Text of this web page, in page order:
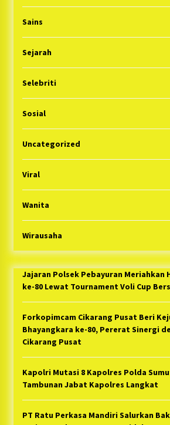
Sains
Sejarah
Selebriti
Sosial
Uncategorized
Viral
Wanita
Wirausaha
Jajaran Polsek Pebayuran Meriahkan
ke-80 Lewat Tournament Voli Cup
Forkopimcam Cikarang Pusat Beri
Bhayangkara ke-80, Pererat Sinergi
Cikarang Pusat
Kapolri Mutasi 8 Kapolres Polda
Tambunan Jabat Kapolres Langkat
PT Ratu Perkasa Mandiri Salurkan